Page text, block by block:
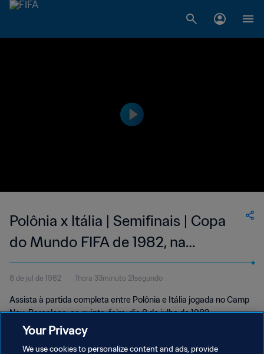
Polônia x Itália | Semifinais | Copa
do Mundo FIFA de 1982, na
Espanha | Jogo Completo
8 de jul de 1982 1hora 33minuto 21segundo
Assista à partida completa entre Polônia e Itália jogada no Camp
Nou, Barcelona, na quinta-feira, dia 8 de julho de 1982.
Your Privacy
We use cookies to personalize content and ads, provide